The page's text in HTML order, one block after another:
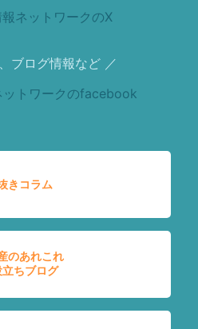
ブログ情報など ／
きコラム
のあれこれ
立ちブログ